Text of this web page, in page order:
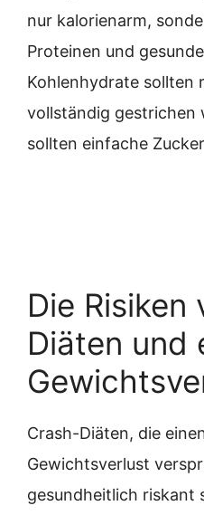
nur kalorienarm,
Proteinen und
Kohlenhydrate sollten
vollständig gestrichen
sollten einfache
Die Risiken
Diäten und
Crash-Diäten, die
Gewichtsverlust
gesundheitlich riskant